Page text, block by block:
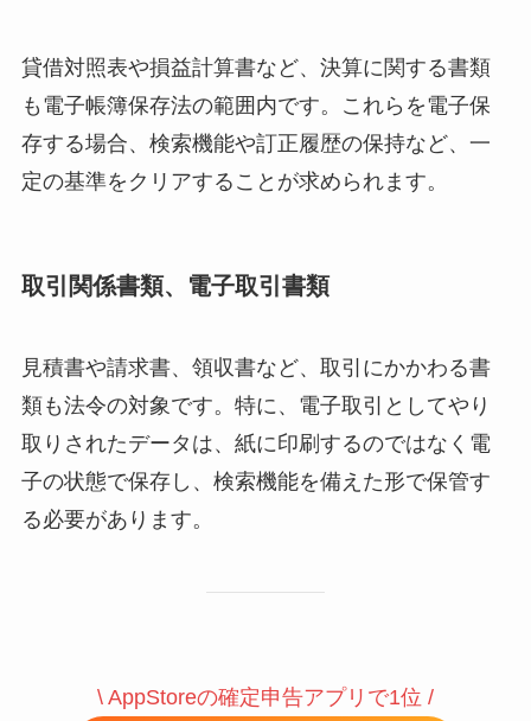
貸借対照表や損益計算書など、決算に関する書類
も電子帳簿保存法の範囲内です。これらを電子保
存する場合、検索機能や訂正履歴の保持など、一
定の基準をクリアすることが求められます。
取引関係書類、電子取引書類
見積書や請求書、領収書など、取引にかかわる書
類も法令の対象です。特に、電子取引としてやり
取りされたデータは、紙に印刷するのではなく電
子の状態で保存し、検索機能を備えた形で保管す
る必要があります。
\ AppStoreの確定申告アプリで1位 /